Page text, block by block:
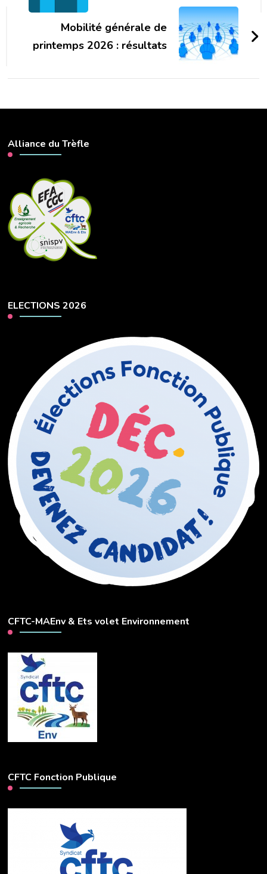
Mobilité générale de
printemps 2026 : résultats
Alliance du Trèfle
ELECTIONS 2026
CFTC-MAEnv & Ets volet Environnement
CFTC Fonction Publique